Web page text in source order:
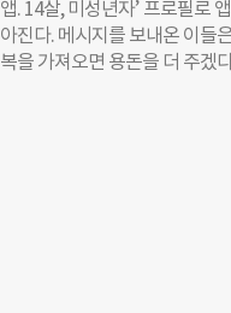
앱. 14살, 미성년자’ 프로필로
아진다. 메시지를 보내온 이들
복을 가져오면 용돈을 더 주겠